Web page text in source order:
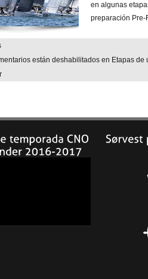
en algunas
preparación Pre-
están deshabilitados en Etapas de